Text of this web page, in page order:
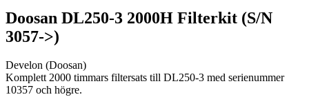
Doosan DL250-3 2000H Filterkit (S/N
3057->)
Develon (Doosan)
Komplett 2000 timmars filtersats till DL250-3 med serienummer
10357 och högre.